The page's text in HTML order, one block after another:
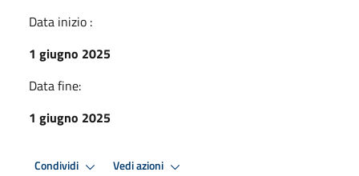
Data inizio :
1 giugno 2025
Data fine:
1 giugno 2025
Condividi Vedi azioni